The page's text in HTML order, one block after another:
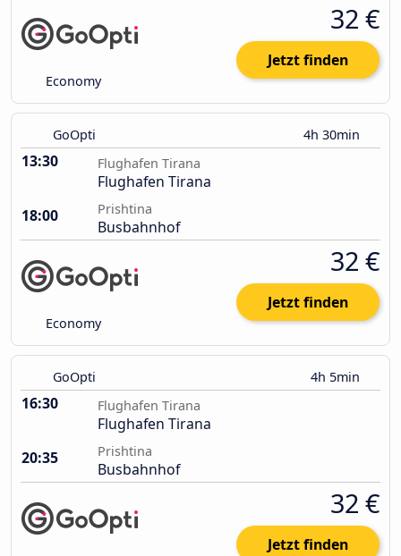
Economy
32 €
Jetzt finden
GoOpti 4h 30min
13:30 Flughafen Tirana
Flughafen Tirana
18:00
Prishtina
Busbahnhof
Economy
32 €
Jetzt finden
GoOpti 4h 5min
16:30 Flughafen Tirana
Flughafen Tirana
20:35
Prishtina
Busbahnhof
32 €
Jetzt finden